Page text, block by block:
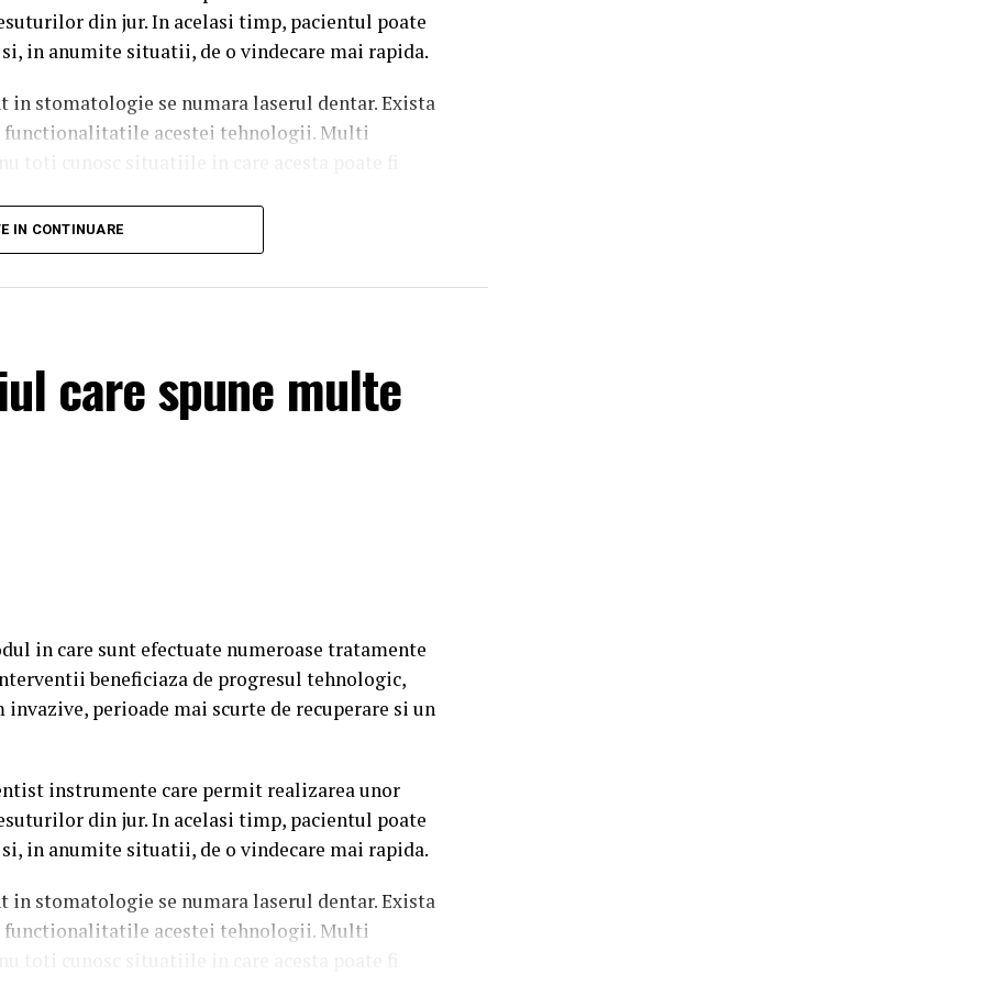
din jur. In acelasi timp, pacientul poate
in anumite situatii, de o vindecare mai rapida.
stomatologie se numara laserul dentar. Exista
functionalitatile acestei tehnologii. Multi
fascicule concentrate de lumina pentru
orala. In functie de tipul procedurii si de
fi utilizata in cadrul mai multor interventii
tehnicile stomatologice conventionale. Exista
metoda principala de tratament, in functie de
fi util este tratamentul gingiilor. Fie ca este
tratarea afectiunilor parodontale sau
poate reprezenta o solutie eficienta si
fi utilizata este chirurgia orala. In cazul unor
complexitate, laserul poate permite realizarea
folosit pentru indepartarea unor formatiuni
efectuarea frenectomiilor.
dentar Ilfovpot beneficia de aceasta tehnologie si
IN CONTINUARE
care spune multe
in care sunt efectuate numeroase tratamente
beneficiaza de progresul tehnologic,
perioade mai scurte de recuperare si un
instrumente care permit realizarea unor
din jur. In acelasi timp, pacientul poate
in anumite situatii, de o vindecare mai rapida.
stomatologie se numara laserul dentar. Exista
functionalitatile acestei tehnologii. Multi